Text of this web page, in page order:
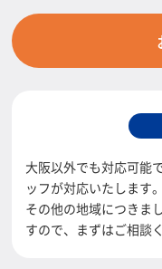
大阪以外でも対応可能
ッフが対応いたします。
その他の地域につきま
すので、まずはご相談